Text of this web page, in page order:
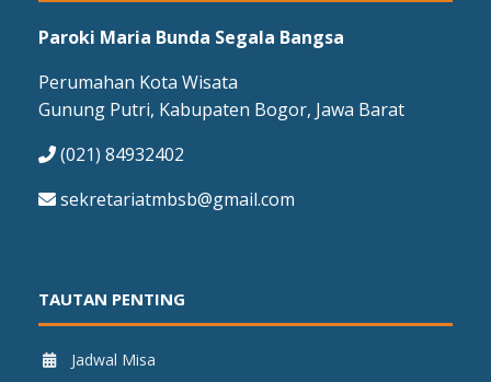
Paroki Maria Bunda Segala Bangsa
Perumahan Kota Wisata
Gunung Putri, Kabupaten Bogor, Jawa Barat
(021) 84932402
sekretariatmbsb@gmail.com
TAUTAN PENTING
Jadwal Misa